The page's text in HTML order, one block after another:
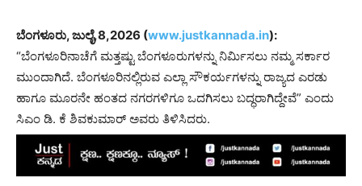
ಬೆಂಗಳೂರು, ಜುಲೈ,8,2026 (www.justkannada.in):
“ಬೆಂಗಳೂರಿನಾಚೆಗೆ ಮತ್ತಷ್ಟು ಬೆಂಗಳೂರುಗಳನ್ನು ನಿರ್ಮಿಸಲು ನಮ್ಮ ಸರ್ಕಾರ
ಮುಂದಾಗಿದೆ. ಬೆಂಗಳೂರಿನಲ್ಲಿರುವ ಎಲ್ಲಾ ಸೌಕರ್ಯಗಳನ್ನು ರಾಜ್ಯದ ಎರಡು
ಹಾಗೂ ಮೂರನೇ ಹಂತದ ನಗರಗಳಿಗೂ ಒದಗಿಸಲು ಬದ್ಧರಾಗಿದ್ದೇವೆ” ಎಂದು
ಸಿಎಂ ಡಿ. ಕೆ ಶಿವಕುಮಾರ್ ಅವರು ತಿಳಿಸಿದರು.